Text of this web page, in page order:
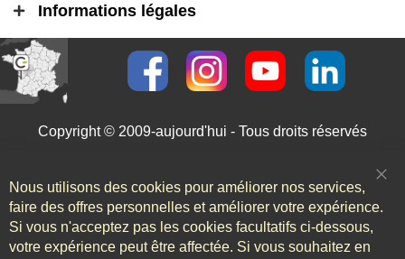
Informations légales
Copyright © 2009-aujourd'hui - Tous droits réservés
Nous utilisons des cookies pour améliorer nos services,
faire des offres personnelles et améliorer votre expérience.
Si vous n'acceptez pas les cookies facultatifs ci-dessous,
votre expérience peut être affectée. Si vous souhaitez en